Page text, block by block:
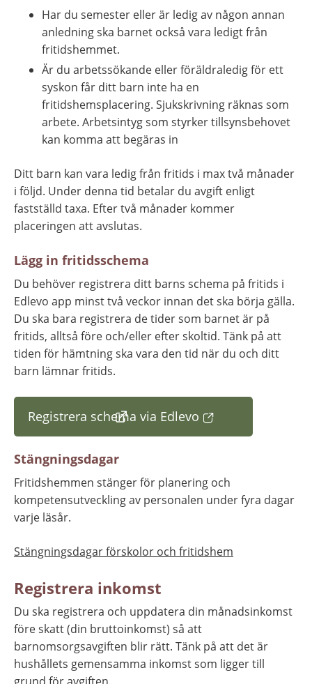
Har du semester eller är ledig av någon annan
anledning ska barnet också vara ledigt från
fritidshemmet.
Är du arbetssökande eller föräldraledig för ett
syskon får ditt barn inte ha en
fritidshemsplacering. Sjukskrivning räknas som
arbete. Arbetsintyg som styrker tillsynsbehovet
kan komma att begäras in
Ditt barn kan vara ledig från fritids i max två månader
i följd. Under denna tid betalar du avgift enligt
fastställd taxa. Efter två månader kommer
placeringen att avslutas.
Lägg in fritidsschema
Du behöver registrera ditt barns schema på fritids i
Edlevo app minst två veckor innan det ska börja gälla.
Du ska bara registrera de tider som barnet är på
fritids, alltså före och/eller efter skoltid. Tänk på att
tiden för hämtning ska vara den tid när du och ditt
barn lämnar fritids.
Registrera schema via Edlevo
(länk till annan webbplats)
Stängningsdagar
Fritidshemmen stänger för planering och
kompetensutveckling av personalen under fyra dagar
varje läsår.
Stängningsdagar förskolor och fritidshem
Registrera inkomst
Du ska registrera och uppdatera din månadsinkomst
före skatt (din bruttoinkomst) så att
barnomsorgsavgiften blir rätt. Tänk på att det är
hushållets gemensamma inkomst som ligger till